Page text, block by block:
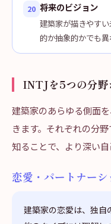
20 将来のビジョン
建築家が描きやす
的か抽象的かでも異
INTJを5つの分野
建築家のあらゆる側面
きます。それぞれの分
知ることで、より深い
恋愛・パートナーシ
建築家の恋愛は、独自